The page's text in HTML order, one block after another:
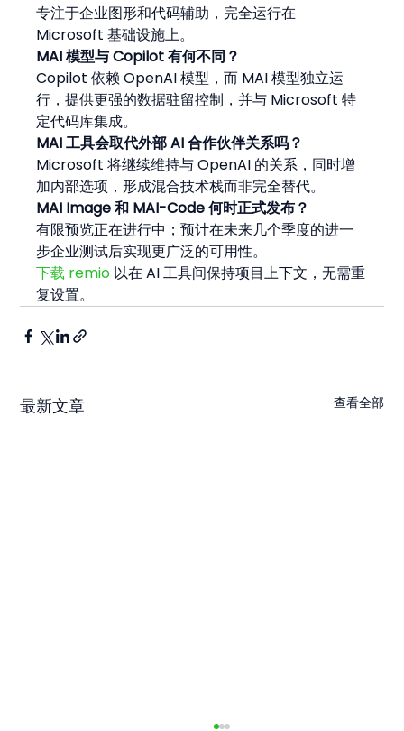
专注于企业图形和代码辅助，完全运行在
Microsoft 基础设施上。
MAI 模型与 Copilot 有何不同？
Copilot 依赖 OpenAI 模型，而 MAI 模型独立运
行，提供更强的数据驻留控制，并与 Microsoft 特
定代码库集成。
MAI 工具会取代外部 AI 合作伙伴关系吗？
Microsoft 将继续维持与 OpenAI 的关系，同时增
加内部选项，形成混合技术栈而非完全替代。
MAI Image 和 MAI-Code 何时正式发布？
有限预览正在进行中；预计在未来几个季度的进一
步企业测试后实现更广泛的可用性。
下载 remio 以在 AI 工具间保持项目上下文，无需重
复设置。
最新文章 查看全部